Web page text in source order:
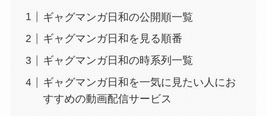
ギャグマンガ日和の公開順一覧
ギャグマンガ日和を見る順番
ギャグマンガ日和の時系列一覧
ギャグマンガ日和を一気に見たい人にお
すすめの動画配信サービス